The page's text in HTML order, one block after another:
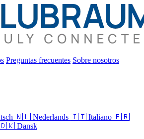
Preguntas frecuentes Sobre nosotros
🇳🇱 Nederlands 🇮🇹 Italiano 🇫🇷
Dansk